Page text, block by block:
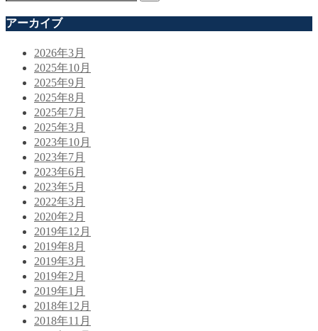
アーカイブ
2026年3月
2025年10月
2025年9月
2025年8月
2025年7月
2025年3月
2023年10月
2023年7月
2023年6月
2023年5月
2022年3月
2020年2月
2019年12月
2019年8月
2019年3月
2019年2月
2019年1月
2018年12月
2018年11月